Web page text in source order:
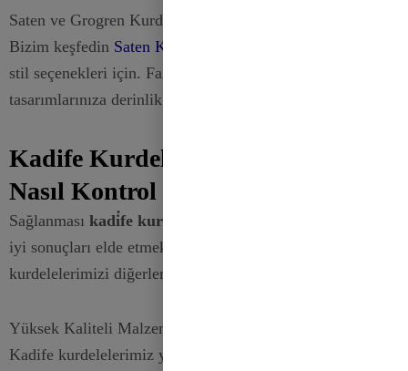
Saten ve Grogren Kurdeleler
Bizim keşfedin Saten Kurdeleler
stil seçenekleri için. Farklı doku ve yüzeyleri karıştırmak
tasarımlarınıza derinlik ve ilgi katabilir.
Kadife Kurdelelerimizin Kalitesi
Nasıl Kontrol Edilir?
Sağlanması kadi̇fe kurdeleleri̇n kali̇tesi̇
iyi sonuçları elde etmek için çok önemlidir. İşte
kurdelelerimizi diğerlerinden ayıran özellikler:
Yüksek Kaliteli Malzemeler
Kadife kurdelelerimiz yumuşak, lüks bir his ve zengin bir